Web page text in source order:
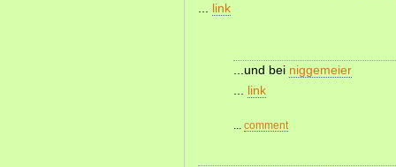
link
...und bei niggemeier
link
comment